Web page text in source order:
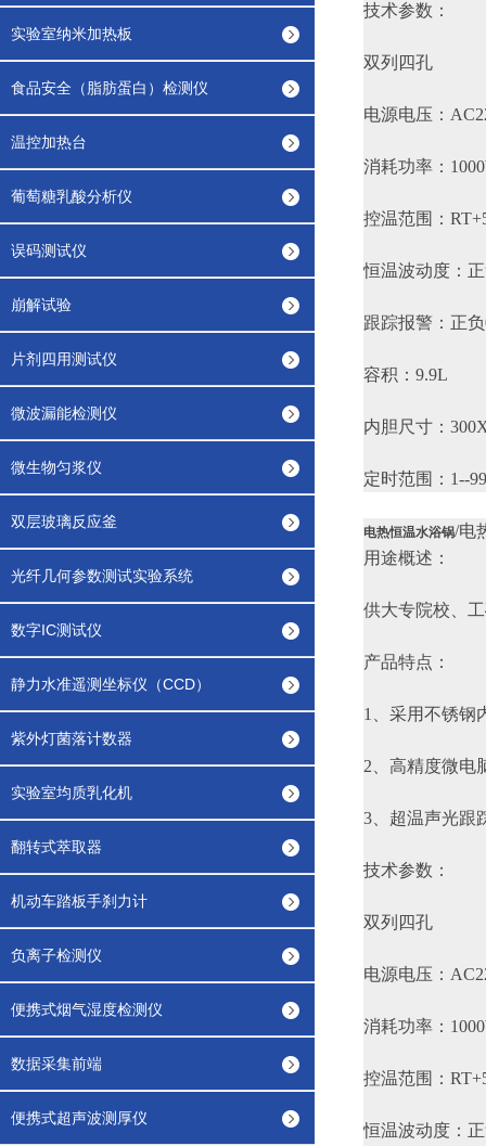
实验室纳米加热板
食品安全（脂肪蛋白）检测仪
温控加热台
葡萄糖乳酸分析仪
误码测试仪
崩解试验
片剂四用测试仪
微波漏能检测仪
微生物匀浆仪
双层玻璃反应釜
光纤几何参数测试实验系统
数字IC测试仪
静力水准遥测坐标仪（CCD）
紫外灯菌落计数器
实验室均质乳化机
翻转式萃取器
机动车踏板手刹力计
负离子检测仪
便携式烟气湿度检测仪
数据采集前端
便携式超声波测厚仪
技术参数：
双列四孔
电源电压：
消耗功率：
控温范围：
恒温波动度：
跟踪报警：正
容积：9.9L
内胆尺寸：
定时范围：1--
电热恒温水浴锅/电
用途概述：
供大专院校、
产品特点：
1、采用不锈钢
2、高精度微电
3、超温声光跟
技术参数：
双列四孔
电源电压：
消耗功率：
控温范围：
恒温波动度：